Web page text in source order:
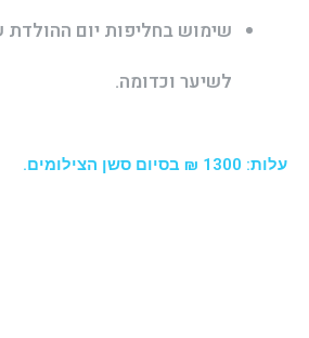
שימוש בחליפות יום ההולדת
לשיער וכדומה.
עלות: 1300 ₪ בסיום סשן הצילומים.